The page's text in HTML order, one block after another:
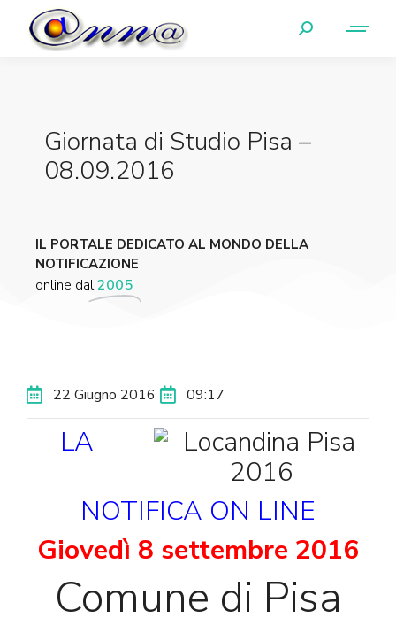
Giornata di Studio Pisa –
08.09.2016
IL PORTALE DEDICATO AL MONDO DELLA
NOTIFICAZIONE
online dal2005
22 Giugno 2016 09:17
LA
NOTIFICA ON LINE
Giovedì 8 settembre 2016
Comune di Pisa